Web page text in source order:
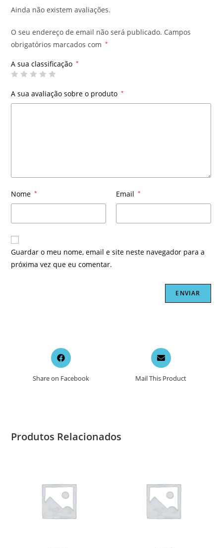
Ainda não existem avaliações.
O seu endereço de email não será publicado. Campos
obrigatórios marcados com
*
A sua classificação *
A sua avaliação sobre o produto *
Nome * Email *
Guardar o meu nome, email e site neste navegador para a
próxima vez que eu comentar.
Opens
in
new
Share on Facebook
Opens
in
a
new
Mail This Product
Produtos Relacionados